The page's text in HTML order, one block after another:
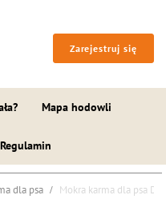
Zarejestruj się
Mapa hodowli
Regulamin
dla psa Mokra karma dla psa